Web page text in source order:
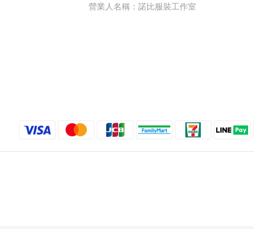
營業人名稱：諾比服裝工作室